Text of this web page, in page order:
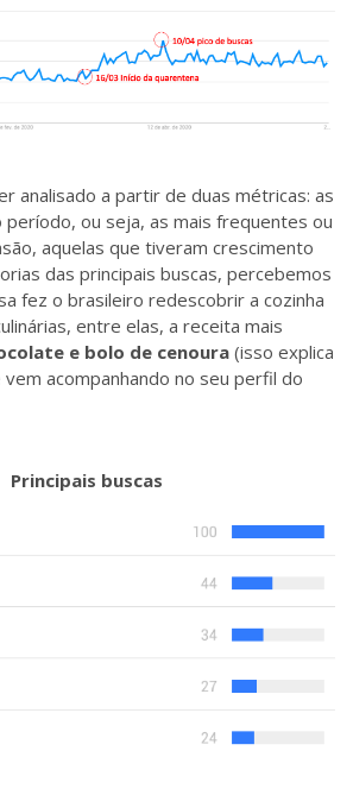
analisado a partir de duas métricas: as
período, ou seja, as mais frequentes ou
aquelas que tiveram crescimento
das principais buscas, percebemos
fez o brasileiro redescobrir a cozinha
entre elas, a receita mais
e bolo de cenoura (isso explica
acompanhando no seu perfil do
Principais buscas